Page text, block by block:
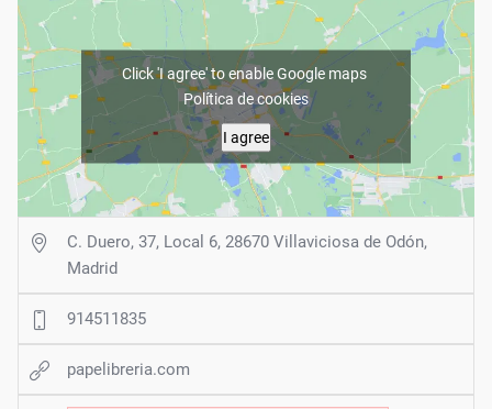
Click 'I agree' to enable Google maps
Política de cookies
I agree
C. Duero, 37, Local 6, 28670 Villaviciosa de Odón,
Madrid
914511835
papelibreria.com